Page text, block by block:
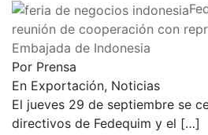
reunión de cooperación con
Embajada de Indonesia
Por Prensa
En Exportación, Noticias
El jueves 29 de septiembre se
directivos de Fedequim y el […]